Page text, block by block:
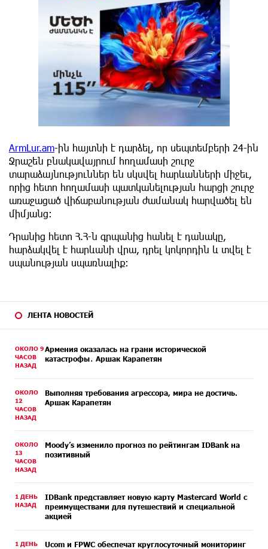
ЛЕНТА НОВОСТЕЙ
ОКОЛО 9
ЧАСОВ
НАЗАД
Армения оказалась на грани исторической
катастрофы․ Аршак Карапетян
ОКОЛО
12
ЧАСОВ
НАЗАД
Выполняя требования агрессора, мира не достичь.
Аршак Карапетян
ОКОЛО
13
ЧАСОВ
НАЗАД
Moody’s изменило прогноз по рейтингам IDBank на
позитивный
1 ДЕНЬ
НАЗАД
IDBank представляет новую карту Mastercard World с
преимуществами для путешествий и специальной
акцией
1 ДЕНЬ
Ucom и FPWC обеспечат круглосуточный мониторинг
ArmLur.am-ին հայտնի է դարձել, որ սեպտեմբերի 24-ին
Ջրաշեն բնակավայրում հողամասի շուրջ
տարաձայնություններ են սկսվել հարևանների միջեւ,
որից հետո հողամասի պատկանելության հարցի շուրջ
առաջացած վիճաբանության ժամանակ հարվածել են
միմյանց:
Դրանից հետո Հ.Հ-ն գրպանից հանել է դանակը,
հարձակվել է հարևանի վրա, դրել կոկորդին և տվել է
սպանության սպառնալիք: